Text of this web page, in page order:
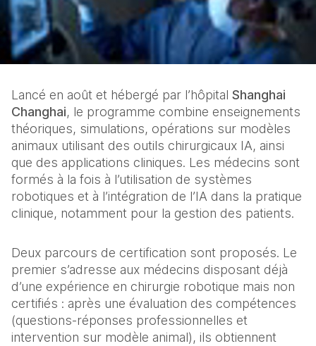
Lancé en août et hébergé par l’hôpital Shanghai
Changhai, le programme combine enseignements
théoriques, simulations, opérations sur modèles
animaux utilisant des outils chirurgicaux IA, ainsi
que des applications cliniques. Les médecins sont
formés à la fois à l’utilisation de systèmes
robotiques et à l’intégration de l’IA dans la pratique
clinique, notamment pour la gestion des patients.
Deux parcours de certification sont proposés. Le
premier s’adresse aux médecins disposant déjà
d’une expérience en chirurgie robotique mais non
certifiés : après une évaluation des compétences
(questions-réponses professionnelles et
intervention sur modèle animal), ils obtiennent